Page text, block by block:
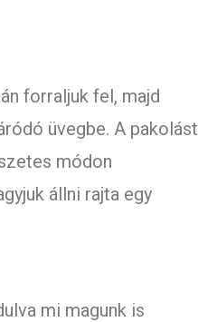
forraljuk fel, majd
üvegbe. A pakolást
módon
állni rajta egy
mi magunk is